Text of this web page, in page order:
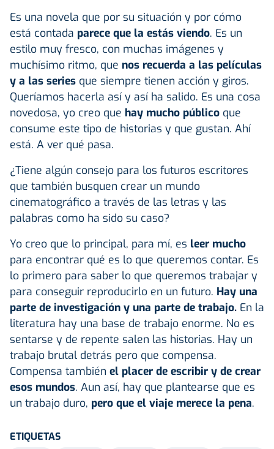
Es una novela que por su situación y por cómo
está contada parece que la estás viendo. Es un
estilo muy fresco, con muchas imágenes y
muchísimo ritmo, que nos recuerda a las películas
y a las series que siempre tienen acción y giros.
Queríamos hacerla así y así ha salido. Es una cosa
novedosa, yo creo que hay mucho público que
consume este tipo de historias y que gustan. Ahí
está. A ver qué pasa.
¿Tiene algún consejo para los futuros escritores
que también busquen crear un mundo
cinematográfico a través de las letras y las
palabras como ha sido su caso?
Yo creo que lo principal, para mí, es leer mucho
para encontrar qué es lo que queremos contar. Es
lo primero para saber lo que queremos trabajar y
para conseguir reproducirlo en un futuro. Hay una
parte de investigación y una parte de trabajo. En la
literatura hay una base de trabajo enorme. No es
sentarse y de repente salen las historias. Hay un
trabajo brutal detrás pero que compensa.
Compensa también el placer de escribir y de crear
esos mundos. Aun así, hay que plantearse que es
un trabajo duro, pero que el viaje merece la pena.
ETIQUETAS